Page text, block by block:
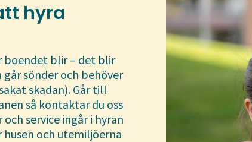
hyra
boendet blir – det blir
sönder och behöver
skadan). Går till
så kontaktar du oss
service ingår i hyran
och utemiljöerna